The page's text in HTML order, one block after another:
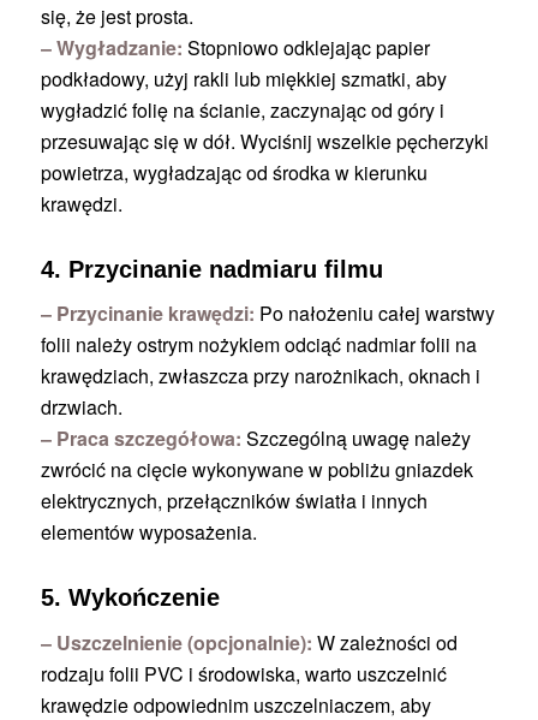
się, że jest prosta.
– Wygładzanie: Stopniowo odklejając papier
podkładowy, użyj rakli lub miękkiej szmatki, aby
wygładzić folię na ścianie, zaczynając od góry i
przesuwając się w dół. Wyciśnij wszelkie pęcherzyki
powietrza, wygładzając od środka w kierunku
krawędzi.
4. Przycinanie nadmiaru filmu
– Przycinanie krawędzi: Po nałożeniu całej warstwy
folii należy ostrym nożykiem odciąć nadmiar folii na
krawędziach, zwłaszcza przy narożnikach, oknach i
drzwiach.
– Praca szczegółowa: Szczególną uwagę należy
zwrócić na cięcie wykonywane w pobliżu gniazdek
elektrycznych, przełączników światła i innych
elementów wyposażenia.
5. Wykończenie
– Uszczelnienie (opcjonalnie): W zależności od
rodzaju folii PVC i środowiska, warto uszczelnić
krawędzie odpowiednim uszczelniaczem, aby